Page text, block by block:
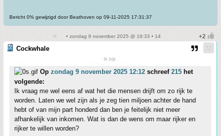
Bericht 0% gewijzigd door Beathoven op 09-11-2025 17:31:37
• zondag 9 november 2025 @ 19:33 • 14
Cockwhale
Ik bijt.
Op zondag 9 november 2025 12:12 schreef 215 het
volgende:
Ik vraag me wel eens af wat het die mensen drijft om zo rijk te
worden. Laten we wel zijn als je zeg tien miljoen achter de hand
hebt of van mijn part honderd dan ben je feitelijk niet meer
afhankelijk van inkomen. Wat is dan de wens om maar rijker en
rijker te willen worden?